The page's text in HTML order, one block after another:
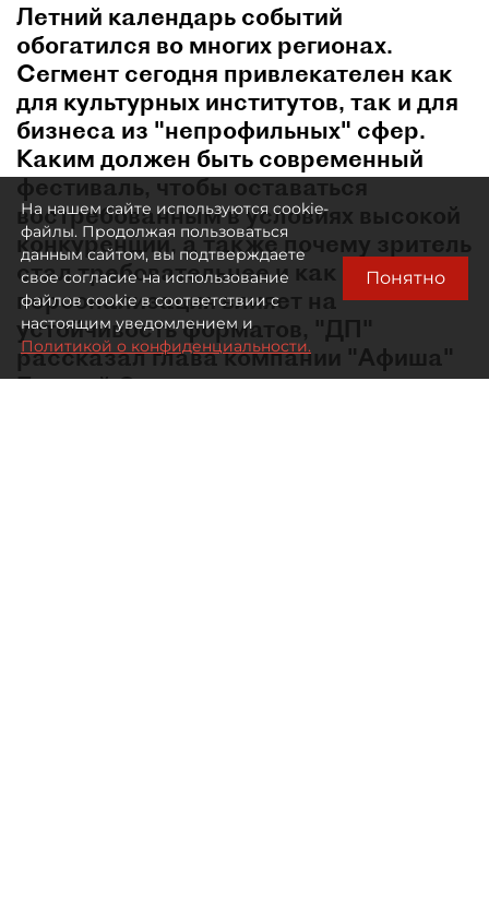
Летний календарь событий
обогатился во многих регионах.
Сегмент сегодня привлекателен как
для культурных институтов, так и для
бизнеса из "непрофильных" сфер.
Каким должен быть современный
фестиваль, чтобы оставаться
востребованным в условиях высокой
конкуренции, а также почему зритель
стал требовательнее и как
персонализация влияет на
устойчивость форматов, "ДП"
рассказал глава компании "Афиша"
Евгений Сидоров.
На нашем сайте используются cookie-
файлы. Продолжая пользоваться
данным сайтом, вы подтверждаете
свое согласие на использование
файлов cookie в соответствии с
настоящим уведомлением и
Политикой о конфиденциальности.
Понятно